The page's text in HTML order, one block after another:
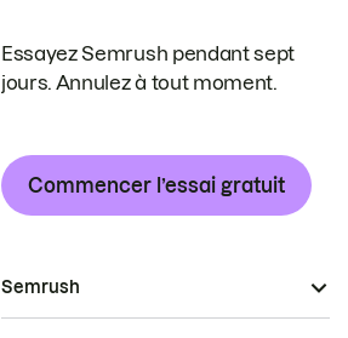
Essayez Semrush pendant sept
jours. Annulez à tout moment.
Commencer l’essai gratuit
Semrush